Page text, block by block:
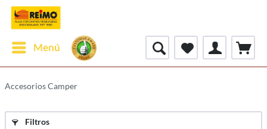
Menú
Accesorios Camper
Filtros